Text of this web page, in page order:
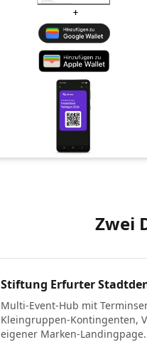
Zwei
Stiftung Erfurter
Multi-Event-Hub mit
Kleingruppen-Kontingenten,
eigener Marken-Landingpage.